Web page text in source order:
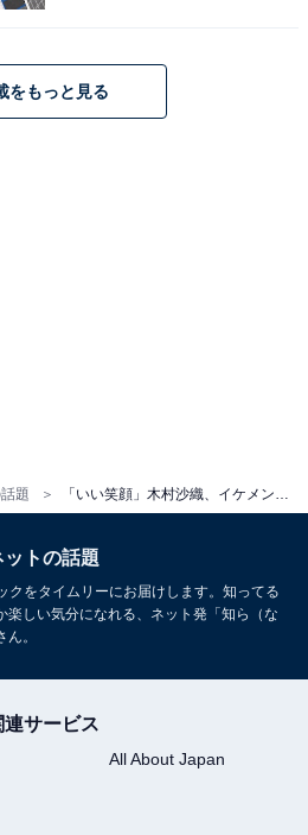
題
をもっと見る
ットの話題
クをタイムリーにお届けします。知ってる
楽しい気分になれる、ネット発「知ら（な
。
連サービス
All About Japan